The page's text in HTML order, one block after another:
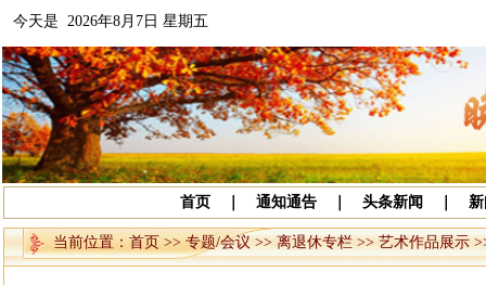
今天是 2026年8月7日 星期五
首页 通知通告 头条新闻
当前位置：首页>>专题/会议 >> 离退休专栏 >> 艺术作品展示